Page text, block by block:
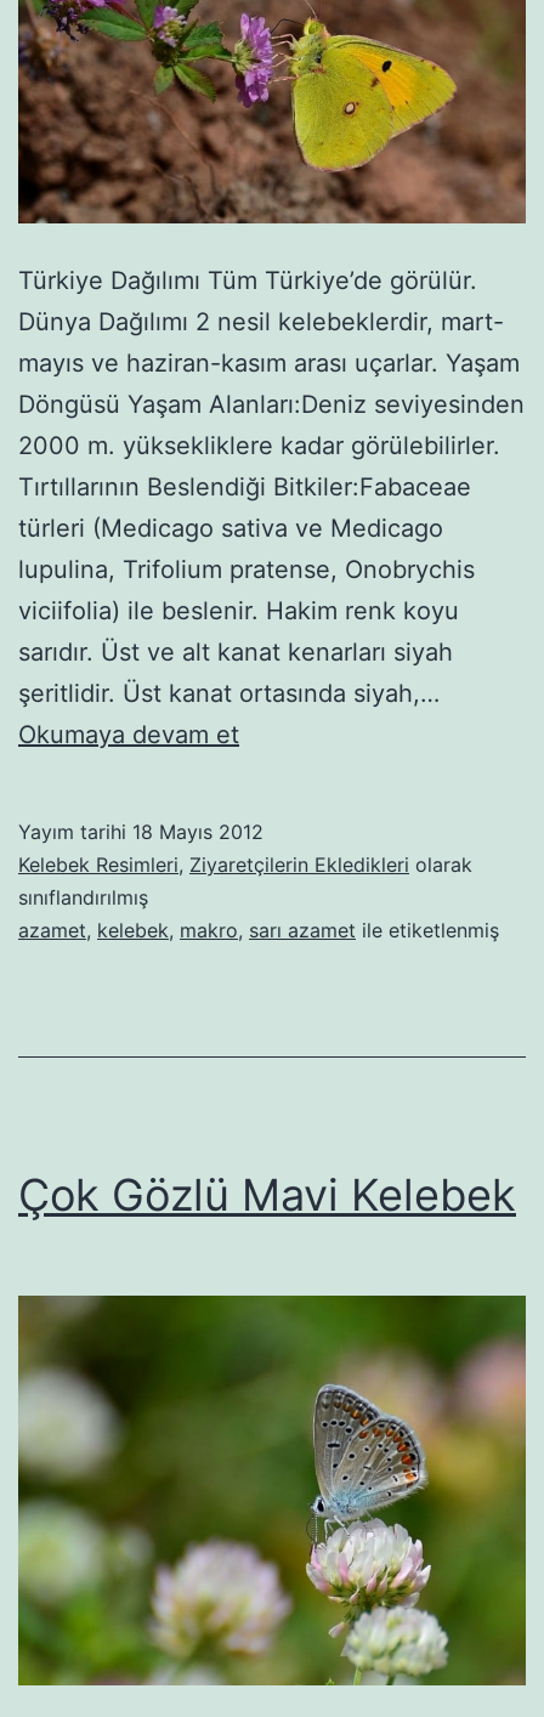
Türkiye Dağılımı Tüm Türkiye’de görülür.
Dünya Dağılımı 2 nesil kelebeklerdir, mart-
mayıs ve haziran-kasım arası uçarlar. Yaşam
Döngüsü Yaşam Alanları:Deniz seviyesinden
2000 m. yüksekliklere kadar görülebilirler.
Tırtıllarının Beslendiği Bitkiler:Fabaceae
türleri (Medicago sativa ve Medicago
lupulina, Trifolium pratense, Onobrychis
viciifolia) ile beslenir. Hakim renk koyu
sarıdır. Üst ve alt kanat kenarları siyah
şeritlidir. Üst kanat ortasında siyah,…
Okumaya devam etSarı
Yayım tarihi 18 Mayıs 2012
Kelebek Resimleri, Ziyaretçilerin Ekledikleri olarak
sınıflandırılmış
azamet, kelebek, makro, sarı azamet ile etiketlenmiş
Çok Gözlü Mavi Kelebek